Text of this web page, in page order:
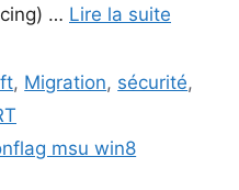
… Lire la suite
, Migration, sécurité,
msu win8